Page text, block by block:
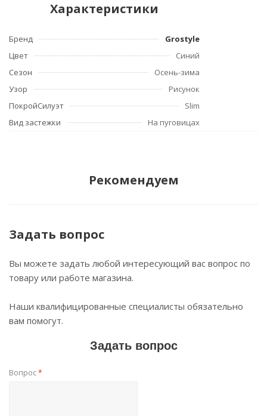
Характеристики
Бренд
Grostyle
Цвет
Синий
Сезон
Осень-зима
Узор
Рисунок
ПокройСилуэт
Slim
Вид застежки
На пуговицах
Рекомендуем
Задать вопрос
Вы можете задать любой интересующий вас вопрос по
товару или работе магазина.
Наши квалифицированные специалисты обязательно
вам помогут.
Задать вопрос
Вопрос*